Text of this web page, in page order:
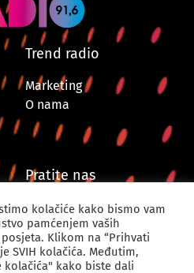
Trend radio
Marketing
O nama
Pratite nas
kolačiće kako bismo vam
pamćenjem vaših
Klikom na “Prihvati
SVIH kolačića. Međutim,
kolačića" kako biste dali